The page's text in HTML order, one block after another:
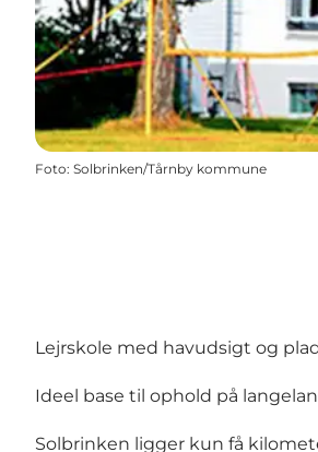
Foto: Solbrinken/Tårnby kommune
Lejrskole med havudsigt og
Ideel base til ophold på
Solbrinken ligger kun få